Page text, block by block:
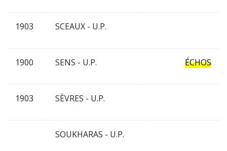
1903 SCEAUX - U.P.
1900 SENS - U.P. ÉCHOS
1903 SÈVRES - U.P.
SOUKHARAS - U.P.